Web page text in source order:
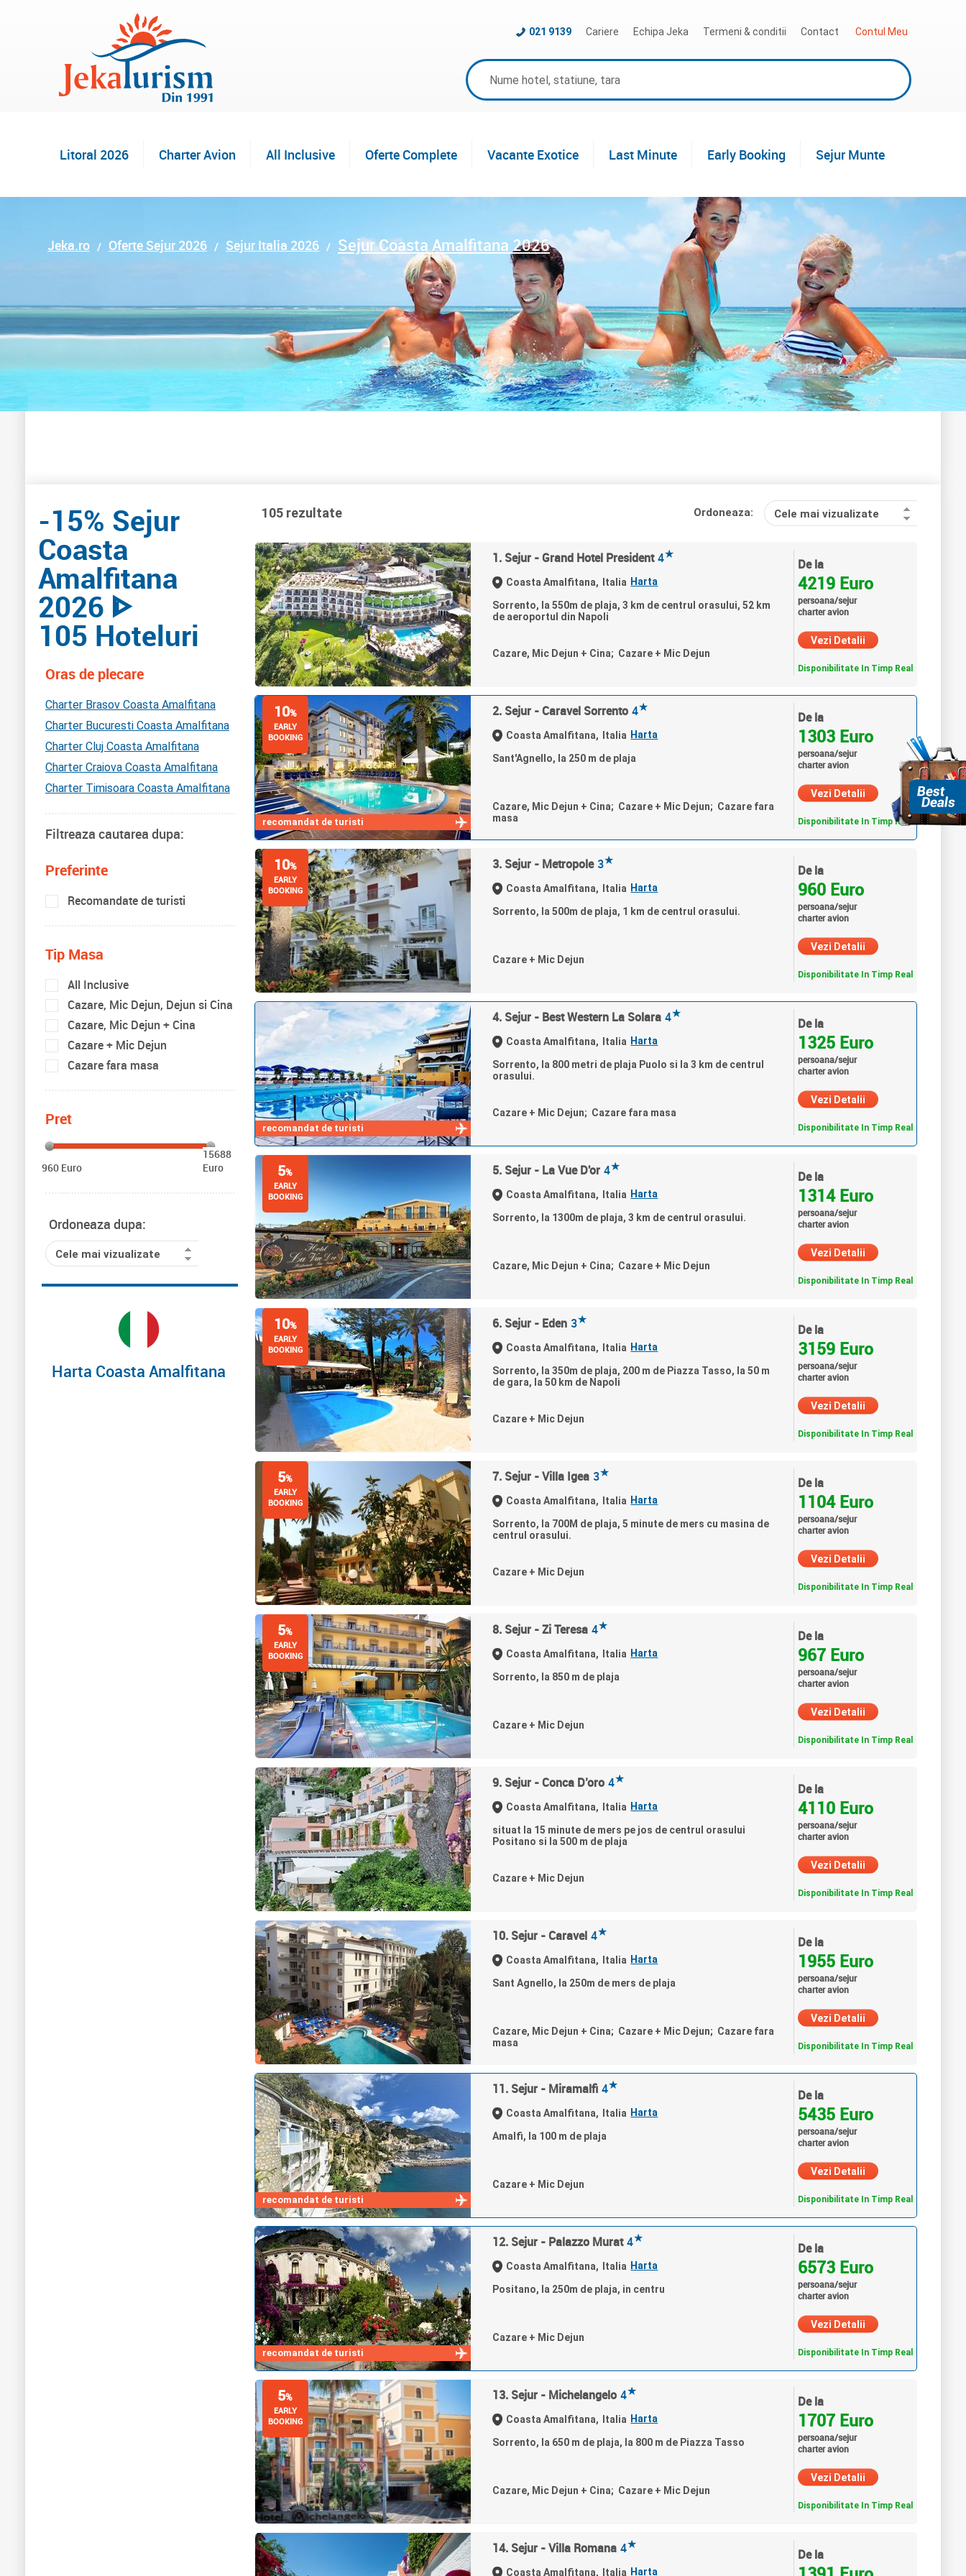
Cariere Echipa Jeka Termeni & conditii Contact Contul Meu
021 9139
Litoral 2026 Charter Avion All Inclusive Oferte Complete Vacante Exotice Last Minute Early Booking Sejur Munte
Jeka.ro Oferte Sejur 2026 Sejur Italia 2026 Sejur Coasta Amalfitana 2026
105 rezultate Ordoneaza: Cele mai vizualizate
De la
4219 Euro
persoana/sejur
charter avion
Vezi Detalii
Disponibilitate In Timp Real
1. Sejur - Grand Hotel President 4★
Coasta Amalfitana, Italia Harta
Sorrento, la 550m de plaja, 3 km de centrul orasului, 52 km
de aeroportul din Napoli
Cazare, Mic Dejun + Cina; Cazare + Mic Dejun
recomandat de turisti
10%
EARLY
BOOKING
De la
1303 Euro
persoana/sejur
charter avion
Vezi Detalii
Disponibilitate In Timp Real
2. Sejur - Caravel Sorrento 4★
Coasta Amalfitana, Italia Harta
Sant'Agnello, la 250 m de plaja
Cazare, Mic Dejun + Cina; Cazare + Mic Dejun; Cazare fara
masa
10%
EARLY
BOOKING
De la
960 Euro
persoana/sejur
charter avion
Vezi Detalii
Disponibilitate In Timp Real
3. Sejur - Metropole 3★
Coasta Amalfitana, Italia Harta
Sorrento, la 500m de plaja, 1 km de centrul orasului.
Cazare + Mic Dejun
recomandat de turisti
De la
1325 Euro
persoana/sejur
charter avion
Vezi Detalii
Disponibilitate In Timp Real
4. Sejur - Best Western La Solara 4★
Coasta Amalfitana, Italia Harta
Sorrento, la 800 metri de plaja Puolo si la 3 km de centrul
orasului.
Cazare + Mic Dejun; Cazare fara masa
5%
EARLY
BOOKING
De la
1314 Euro
persoana/sejur
charter avion
Vezi Detalii
Disponibilitate In Timp Real
5. Sejur - La Vue D'or 4★
Coasta Amalfitana, Italia Harta
Sorrento, la 1300m de plaja, 3 km de centrul orasului.
Cazare, Mic Dejun + Cina; Cazare + Mic Dejun
10%
EARLY
BOOKING
De la
3159 Euro
persoana/sejur
charter avion
Vezi Detalii
Disponibilitate In Timp Real
6. Sejur - Eden 3★
Coasta Amalfitana, Italia Harta
Sorrento, la 350m de plaja, 200 m de Piazza Tasso, la 50 m
de gara, la 50 km de Napoli
Cazare + Mic Dejun
5%
EARLY
BOOKING
De la
1104 Euro
persoana/sejur
charter avion
Vezi Detalii
Disponibilitate In Timp Real
7. Sejur - Villa Igea 3★
Coasta Amalfitana, Italia Harta
Sorrento, la 700M de plaja, 5 minute de mers cu masina de
centrul orasului.
Cazare + Mic Dejun
5%
EARLY
BOOKING
De la
967 Euro
persoana/sejur
charter avion
Vezi Detalii
Disponibilitate In Timp Real
8. Sejur - Zi Teresa 4★
Coasta Amalfitana, Italia Harta
Sorrento, la 850 m de plaja
Cazare + Mic Dejun
De la
4110 Euro
persoana/sejur
charter avion
Vezi Detalii
Disponibilitate In Timp Real
9. Sejur - Conca D’oro 4★
Coasta Amalfitana, Italia Harta
situat la 15 minute de mers pe jos de centrul orasului
Positano si la 500 m de plaja
Cazare + Mic Dejun
De la
1955 Euro
persoana/sejur
charter avion
Vezi Detalii
Disponibilitate In Timp Real
10. Sejur - Caravel 4★
Coasta Amalfitana, Italia Harta
Sant Agnello, la 250m de mers de plaja
Cazare, Mic Dejun + Cina; Cazare + Mic Dejun; Cazare fara
masa
recomandat de turisti
De la
5435 Euro
persoana/sejur
charter avion
Vezi Detalii
Disponibilitate In Timp Real
11. Sejur - Miramalfi 4★
Coasta Amalfitana, Italia Harta
Amalfi, la 100 m de plaja
Cazare + Mic Dejun
recomandat de turisti
De la
6573 Euro
persoana/sejur
charter avion
Vezi Detalii
Disponibilitate In Timp Real
12. Sejur - Palazzo Murat 4★
Coasta Amalfitana, Italia Harta
Positano, la 250m de plaja, in centru
Cazare + Mic Dejun
5%
EARLY
BOOKING
De la
1707 Euro
persoana/sejur
charter avion
Vezi Detalii
Disponibilitate In Timp Real
13. Sejur - Michelangelo 4★
Coasta Amalfitana, Italia Harta
Sorrento, la 650 m de plaja, la 800 m de Piazza Tasso
Cazare, Mic Dejun + Cina; Cazare + Mic Dejun
De la
14. Sejur - Villa Romana 4★
Coasta Amalfitana, Italia Harta
-15% Sejur
Coasta
Amalfitana
2026 ᐈ
105 Hoteluri
Oras de plecare
Charter Brasov Coasta Amalfitana
Charter Bucuresti Coasta Amalfitana
Charter Cluj Coasta Amalfitana
Charter Craiova Coasta Amalfitana
Charter Timisoara Coasta Amalfitana
Filtreaza cautarea dupa:
Preferinte
Recomandate de turisti
Tip Masa
All Inclusive
Cazare, Mic Dejun, Dejun si Cina
Cazare, Mic Dejun + Cina
Cazare + Mic Dejun
Cazare fara masa
Pret
960 Euro
15688
Euro
Ordoneaza dupa:
Cele mai vizualizate
Harta Coasta Amalfitana